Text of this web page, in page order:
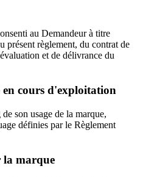
au Demandeur à titre
présent règlement, du contrat de
et de délivrance du
en cours d'exploitation
son usage de la marque,
définies par le Règlement
la marque